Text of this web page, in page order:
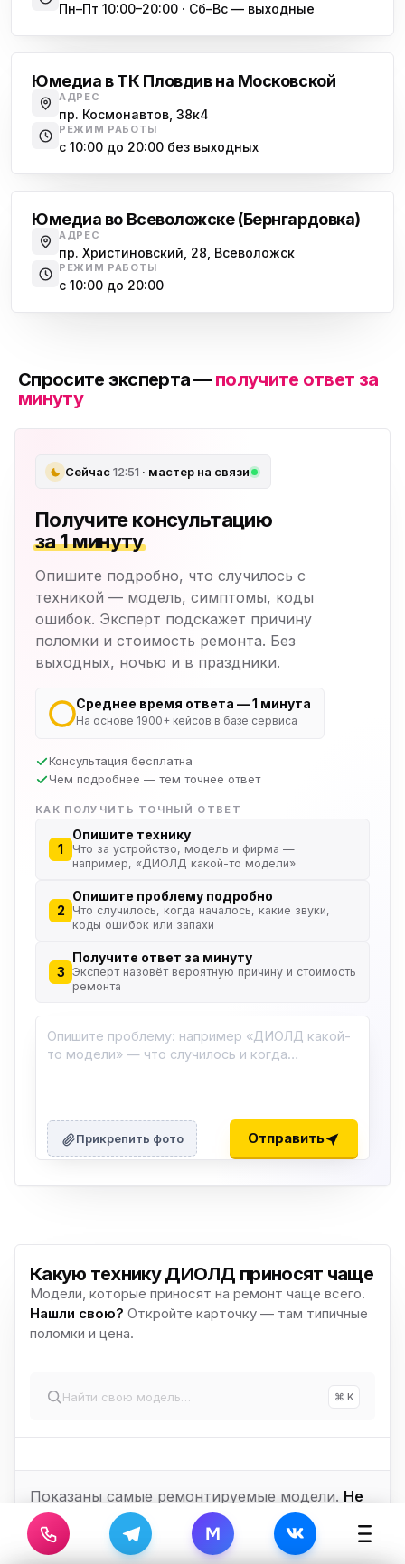
Пн–Пт 10:00–20:00 · Сб–Вс — выходные
Юмедиа в ТК Пловдив на Московской
АДРЕС
пр. Космонавтов, 38к4
РЕЖИМ РАБОТЫ
с 10:00 до 20:00 без выходных
Юмедиа во Всеволожске (Бернгардовка)
АДРЕС
пр. Христиновский, 28, Всеволожск
РЕЖИМ РАБОТЫ
с 10:00 до 20:00
Спросите эксперта — получите ответ за
минуту
Сейчас12:51 · мастер на связи
Получите консультацию
за 1 минуту
Опишите подробно, что случилось с
техникой — модель, симптомы, коды
ошибок. Эксперт подскажет причину
поломки и стоимость ремонта. Без
выходных, ночью и в праздники.
Среднее время ответа — 1 минута
На основе 1900+ кейсов в базе сервиса
Консультация бесплатна
Чем подробнее — тем точнее ответ
КАК ПОЛУЧИТЬ ТОЧНЫЙ ОТВЕТ
1
Опишите технику
Что за устройство, модель и фирма —
например, «ДИОЛД какой-то модели»
2
Опишите проблему подробно
Что случилось, когда началось, какие звуки,
коды ошибок или запахи
3
Получите ответ за минуту
Эксперт назовёт вероятную причину и стоимость
ремонта
Прикрепить фото Отправить
Какую технику ДИОЛД приносят чаще
Модели, которые приносят на ремонт чаще всего.
Нашли свою? Откройте карточку — там типичные
поломки и цена.
⌘ K
Показаны самые ремонтируемые модели. Не
нашли свою?Уточните у мастера —
большинство моделей мы знаем.
M